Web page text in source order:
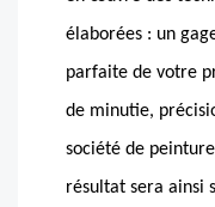
élaborées : un
parfaite de votre
de minutie,
société de
résultat sera ainsi